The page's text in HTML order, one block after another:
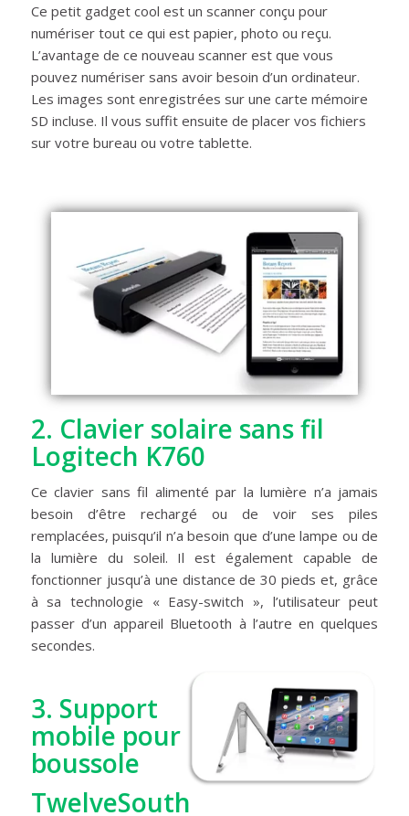
Ce petit gadget cool est un scanner conçu pour
numériser tout ce qui est papier, photo ou reçu.
L’avantage de ce nouveau scanner est que vous
pouvez numériser sans avoir besoin d’un ordinateur.
Les images sont enregistrées sur une carte mémoire
SD incluse. Il vous suffit ensuite de placer vos fichiers
sur votre bureau ou votre tablette.
2. Clavier solaire sans fil
Logitech K760
Ce clavier sans fil alimenté par la lumière n’a jamais
besoin d’être rechargé ou de voir ses piles
remplacées, puisqu’il n’a besoin que d’une lampe ou de
la lumière du soleil. Il est également capable de
fonctionner jusqu’à une distance de 30 pieds et, grâce
à sa technologie « Easy-switch », l’utilisateur peut
passer d’un appareil Bluetooth à l’autre en quelques
secondes.
3. Support
mobile pour
boussole
TwelveSouth